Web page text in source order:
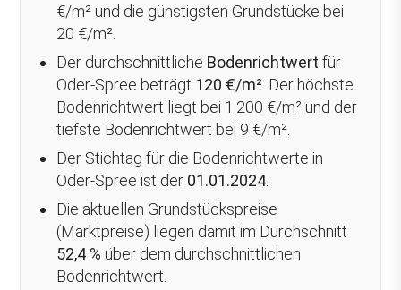
€/m² und die günstigsten Grundstücke bei
20 €/m².
Der durchschnittliche Bodenrichtwert für
Oder-Spree beträgt 120 €/m² . Der höchste
Bodenrichtwert liegt bei 1.200 €/m² und der
tiefste Bodenrichtwert bei 9 €/m².
Der Stichtag für die Bodenrichtwerte in
Oder-Spree ist der 01.01.2024
Die aktuellen Grundstückspreise
(Marktpreise) liegen damit im Durchschnitt
52,4 % über dem durchschnittlichen
Bodenrichtwert.